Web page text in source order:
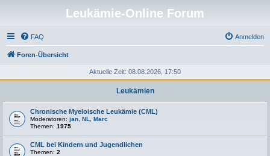
Leukämie-Online Forum
FAQ Anmelden
Foren-Übersicht
Aktuelle Zeit: 08.08.2026, 17:50
Leukämien
Chronische Myeloische Leukämie (CML)
Moderatoren: jan NL
Marc
Themen: 1975
CML bei Kindern und Jugendlichen
Themen: 2